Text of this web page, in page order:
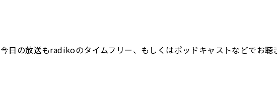
今日の放送もradikoのタイムフリー、もしくはポッドキャストなどでお聴